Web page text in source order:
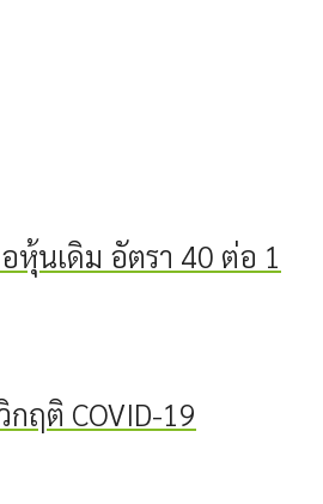
หุ้นเดิม อัตรา 40 ต่อ 1
ฤติ COVID-19